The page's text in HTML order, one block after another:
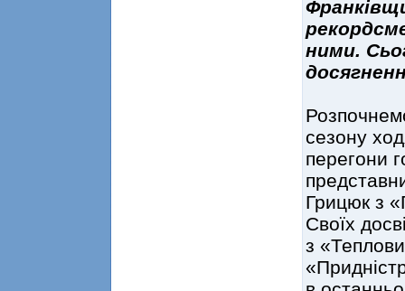
ними.
сезону
перегони
Грицюк з
Своїх
з